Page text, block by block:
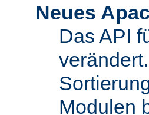
Neues
Das API
Modulen